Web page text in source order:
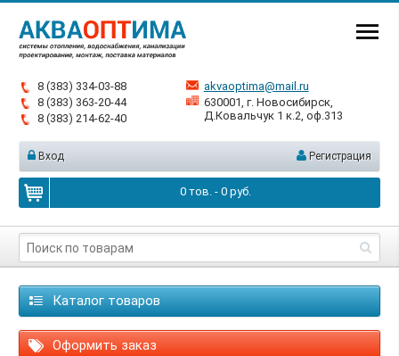
8 (383) 334-03-88
8 (383) 363-20-44
8 (383) 214-62-40
akvaoptima@mail.ru
630001, г. Новосибирск,
Д.Ковальчук 1 к.2, оф.313
Вход Регистрация
0тов. - 0руб.
Каталог товаров
Оформить заказ